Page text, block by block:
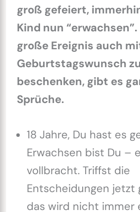
groß gefeiert,
Kind nun
große Ereignis auch
Geburtstagswunsch zu
beschenken, gibt es
Sprüche.
18 Jahre, Du hast es
Erwachsen bist Du –
vollbracht. Triffst die
Entscheidungen jetzt
das wird nicht immer